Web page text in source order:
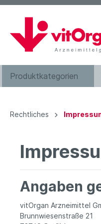
Produktkategorien
Bachblütenkomplexe
Kosmetik
Zahnpflege
Hilfsmittel
Rechtliches
Angaben
vitOrgan Arzneimittel
Brunnwiesenstraße 21